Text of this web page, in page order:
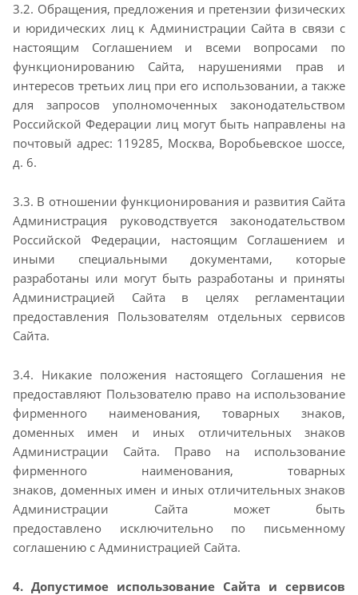
3.2. Обращения, предложения и претензии физических
и юридических лиц к Администрации Сайта в связи с
настоящим Соглашением и всеми вопросами по
функционированию Сайта, нарушениями прав и
интересов третьих лиц при его использовании, а также
для запросов уполномоченных законодательством
Российской Федерации лиц могут быть направлены на
почтовый адрес: 119285, Москва, Воробьевское шоссе,
д. 6.
3.3. В отношении функционирования и развития Сайта
Администрация руководствуется законодательством
Российской Федерации, настоящим Соглашением и
иными специальными документами, которые
разработаны или могут быть разработаны и приняты
Администрацией Сайта в целях регламентации
предоставления Пользователям отдельных сервисов
Сайта.
3.4. Никакие положения настоящего Соглашения не
предоставляют Пользователю право на использование
фирменного наименования, товарных знаков,
доменных имен и иных отличительных знаков
Администрации Сайта. Право на использование
фирменного наименования, товарных
знаков, доменных имен и иных отличительных знаков
Администрации Сайта может быть
предоставлено исключительно по письменному
соглашению с Администрацией Сайта.
4. Допустимое использование Сайта и сервисов